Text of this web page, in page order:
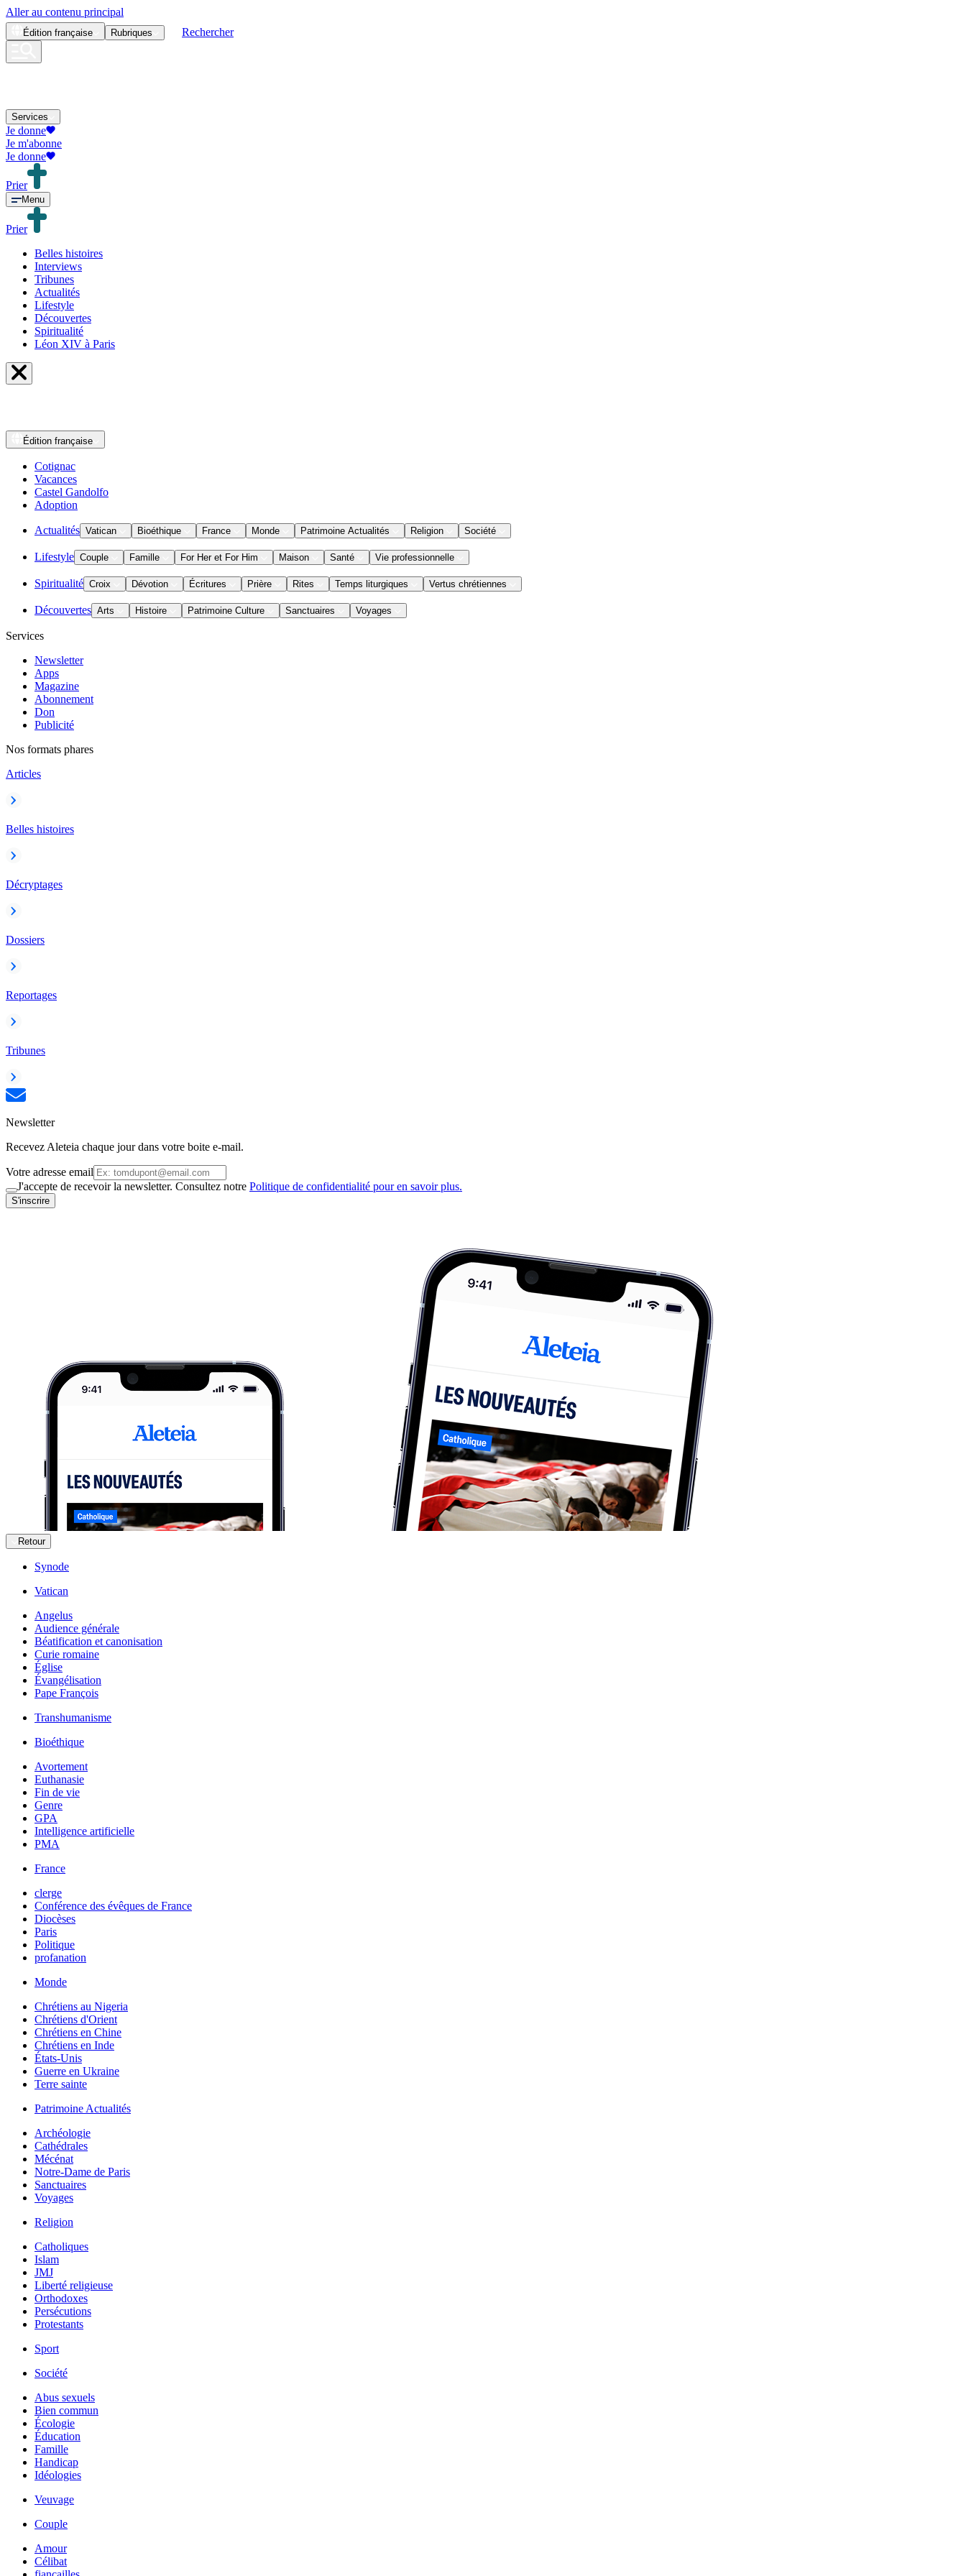
Aller au contenu principal
Édition française Rubriques Rechercher
Services
Je donne
Je m'abonne
Je donne
Prier
Menu
Prier
Belles histoires
Interviews
Tribunes
Actualités
Lifestyle
Découvertes
Spiritualité
Léon XIV à Paris
Édition française
Cotignac
Vacances
Castel Gandolfo
Adoption
Actualités Vatican Bioéthique France Monde Patrimoine Actualités Religion Société
Lifestyle Couple Famille For Her et For Him Maison Santé Vie professionnelle
Spiritualité Croix Dévotion Écritures Prière Rites Temps liturgiques Vertus chrétiennes
Découvertes Arts Histoire Patrimoine Culture Sanctuaires Voyages
Services
Newsletter
Apps
Magazine
Abonnement
Don
Publicité
Nos formats phares
Articles
Belles histoires
Décryptages
Dossiers
Reportages
Tribunes
Newsletter
Recevez Aleteia chaque jour dans votre boite e-mail.
Votre adresse email
J'accepte de recevoir la newsletter. Consultez notre Politique de confidentialité pour en savoir plus.
S'inscrire
Retour
Synode
Vatican
Angelus
Audience générale
Béatification et canonisation
Curie romaine
Église
Évangélisation
Pape François
Transhumanisme
Bioéthique
Avortement
Euthanasie
Fin de vie
Genre
GPA
Intelligence artificielle
PMA
France
clerge
Conférence des évêques de France
Diocèses
Paris
Politique
profanation
Monde
Chrétiens au Nigeria
Chrétiens d'Orient
Chrétiens en Chine
Chrétiens en Inde
États-Unis
Guerre en Ukraine
Terre sainte
Patrimoine Actualités
Archéologie
Cathédrales
Mécénat
Notre-Dame de Paris
Sanctuaires
Voyages
Religion
Catholiques
Islam
JMJ
Liberté religieuse
Orthodoxes
Persécutions
Protestants
Sport
Société
Abus sexuels
Bien commun
Écologie
Éducation
Famille
Handicap
Idéologies
Veuvage
Couple
Amour
Célibat